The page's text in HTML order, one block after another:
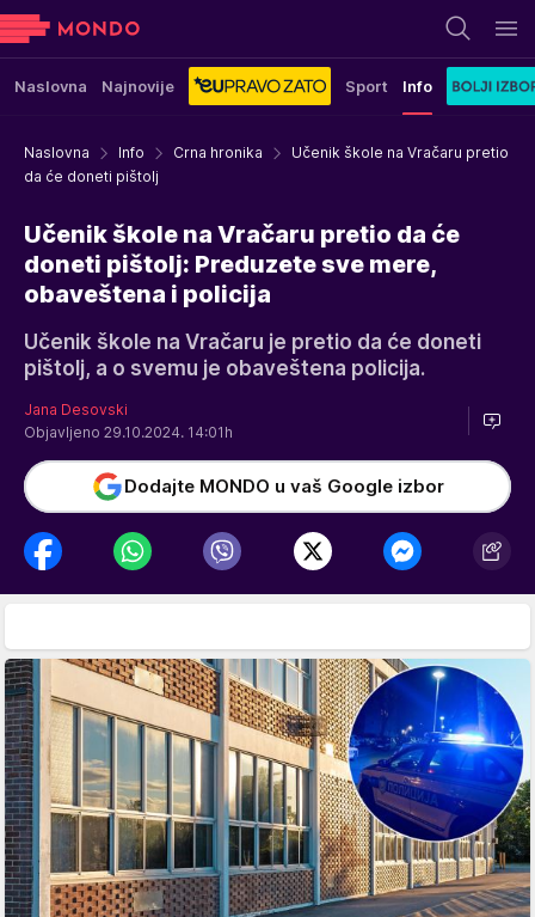
Naslovna Najnovije Sport Info
Naslovna Info Crna hronika
Učenik škole na Vračaru pretio
da će doneti pištolj
Učenik škole na Vračaru pretio da će
doneti pištolj: Preduzete sve mere,
obaveštena i policija
Učenik škole na Vračaru je pretio da će doneti
pištolj, a o svemu je obaveštena policija.
Jana Desovski
Objavljeno 29.10.2024. 14:01h
Dodajte MONDO u vaš Google izbor